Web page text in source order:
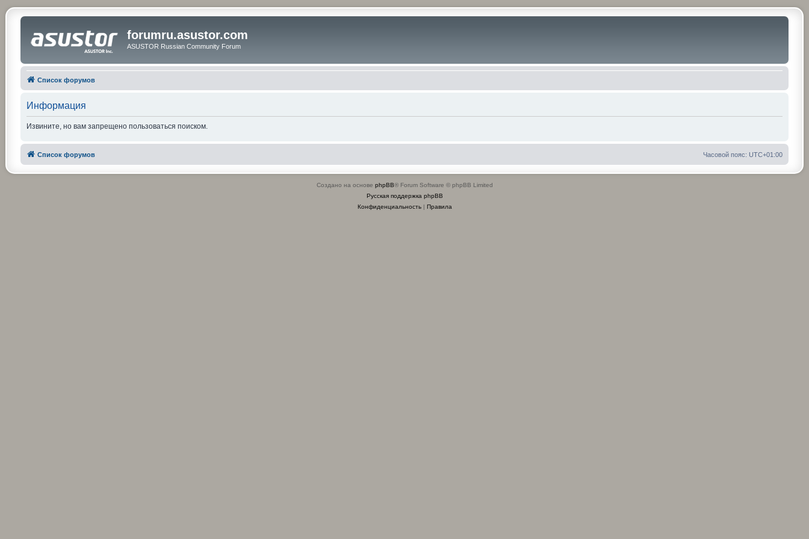
forumru.asustor.com
ASUSTOR Russian Community Forum
Список форумов
Информация
Извините, но вам запрещено пользоваться поиском.
Список форумов Часовой пояс: UTC+01:00
Создано на основе phpBB® Forum Software © phpBB Limited
Русская поддержка phpBB
Конфиденциальность| Правила